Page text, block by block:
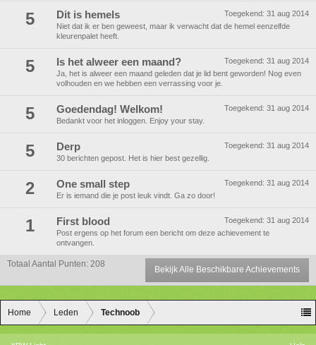
5 Toegekend: 31 aug 2014
Dit is hemels
Niet dat ik er ben geweest, maar ik verwacht dat de hemel eenzelfde
kleurenpalet heeft.
5 Toegekend: 31 aug 2014
Is het alweer een maand?
Ja, het is alweer een maand geleden dat je lid bent geworden! Nog even
volhouden en we hebben een verrassing voor je.
5 Toegekend: 31 aug 2014
Goedendag! Welkom!
Bedankt voor het inloggen. Enjoy your stay.
5 Toegekend: 31 aug 2014
Derp
30 berichten gepost. Het is hier best gezellig.
2 Toegekend: 31 aug 2014
One small step
Er is iemand die je post leuk vindt. Ga zo door!
1 Toegekend: 31 aug 2014
First blood
Post ergens op het forum een bericht om deze achievement te
ontvangen.
Totaal Aantal Punten: 208
Bekijk Alle Beschikbare Achievements
Home Leden Technoob